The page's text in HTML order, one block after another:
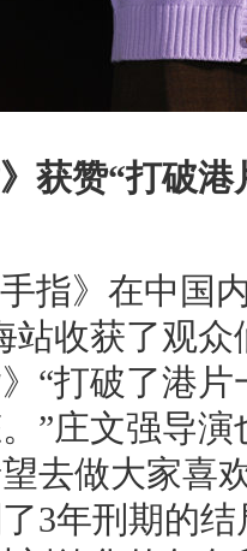
获赞“打破
指》在中国
站收获了观
“打破了港
”庄文强导
去做大家喜
3年刑期的